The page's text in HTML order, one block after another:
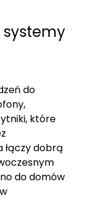
systemy
do
które
łączy dobrą
do domów